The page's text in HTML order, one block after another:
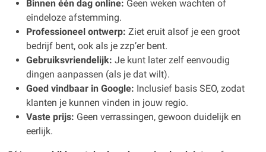
Binnen één dag online: Geen weken wachten of
eindeloze afstemming.
Professioneel ontwerp: Ziet eruit alsof je een groot
bedrijf bent, ook als je zzp’er bent.
Gebruiksvriendelijk: Je kunt later zelf eenvoudig
dingen aanpassen (als je dat wilt).
Goed vindbaar in Google: Inclusief basis SEO, zodat
klanten je kunnen vinden in jouw regio.
Vaste prijs: Geen verrassingen, gewoon duidelijk en
eerlijk.